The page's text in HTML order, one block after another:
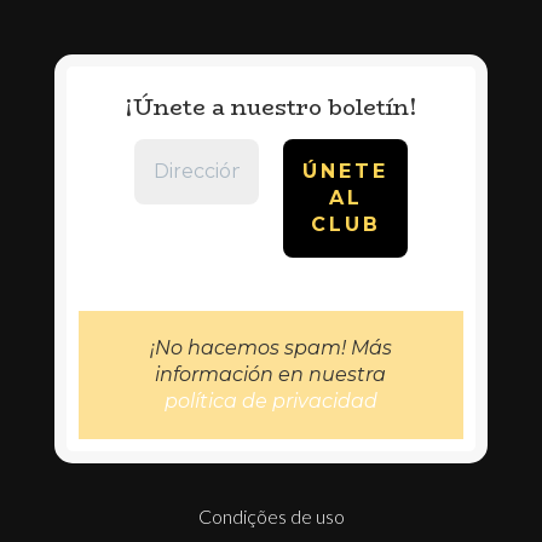
¡Únete a nuestro boletín!
¡No hacemos spam! Más
información en nuestra
política de privacidad
Condições de uso